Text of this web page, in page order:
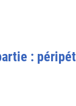
: